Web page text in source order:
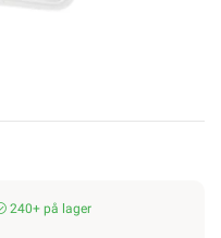
240+ på lager